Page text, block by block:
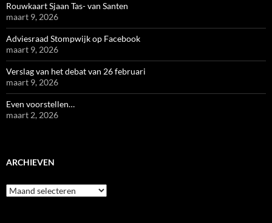
Rouwkaart Sjaan Tas- van Santen
maart 9, 2026
Adviesraad Stompwijk op Facebook
maart 9, 2026
Verslag van het debat van 26 februari
maart 9, 2026
Even voorstellen…
maart 2, 2026
ARCHIEVEN
Archieven